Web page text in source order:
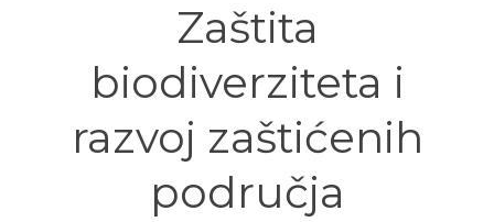
Zaštita
biodiverziteta i
razvoj zaštićenih
područja